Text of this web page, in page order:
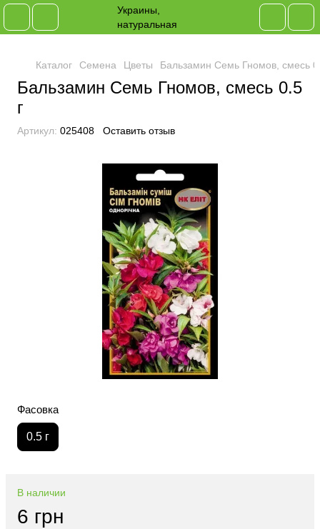
Каталог Семена Цветы Бальзамин Семь Гномов, смесь
Бальзамин Семь Гномов, смесь 0.5
г
Артикул: 025408 Оставить отзыв
Фасовка
0.5 г
В наличии
6 грн